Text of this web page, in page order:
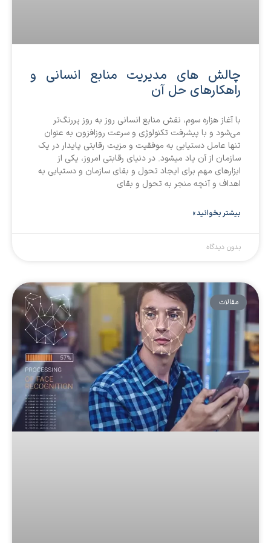
چالش های مدیریت منابع انسانی و
راهکارهای حل آن
با آغاز هزاره سوم، نقش منابع انسانی روز به روز پررنگ‌تر
می‌شود و با پیشرفت تکنولوژی و سرعت روزافزون به عنوان
تنها عامل دستیابی به موفقیت و مزیت رقابتی پایدار در یک
سازمان از آن یاد میشود. در دنیای رقابتی امروز، یکی از
ابزارهای مهم برای ایجاد تحول و بقای سازمان و دستیابی به
اهداف و آنچه منجر به تحول و بقای
بیشتر بخوانید »
بدون دیدگاه
مقالات